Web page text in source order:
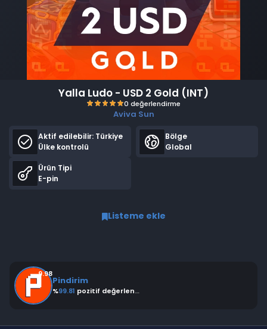
Yalla Ludo - USD 2 Gold (INT)
Aviva Sun
Aktif edilebilir:Türkiye
Ülke kontrolü
Bölge
Global
Ürün Tipi
E-pin
Listeme ekle
9.98
Pindirim
%99.81 pozitif değerlendirme